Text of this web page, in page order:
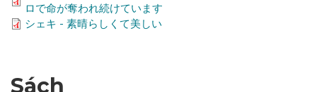
ロで命が奪われ続けています
シェキ - 素晴らしくて美しい
Sách